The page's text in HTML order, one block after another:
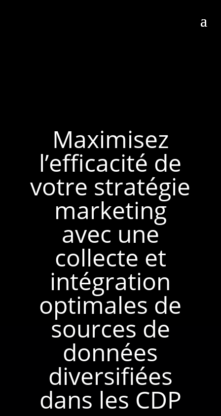
Maximisez
l’efficacité de
votre stratégie
marketing
avec une
collecte et
intégration
optimales de
sources de
données
diversifiées
dans les CDP